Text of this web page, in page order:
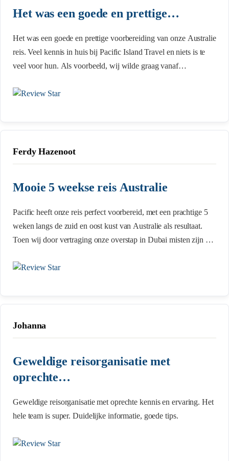
Het was een goede en prettige…
Het was een goede en prettige voorbereiding van onze Australie
reis. Veel kennis in huis bij Pacific Island Travel en niets is te
veel voor hun. Als voorbeeld, wij wilde graag vanaf
Brussel een ticket € 400 pp goedkoper was, dat zijn nog eens
de medewerkers van PIT .Ik zou alleen in het vervolg een
Ferdy Hazenoot
Mooie 5 weekse reis Australie
Pacific heeft onze reis perfect voorbereid, met een prachtige 5
weken langs de zuid en oost kust van Australie als resultaat.
Toen wij door vertraging onze overstap in Dubai misten zijn we
tijdsverschil. Wanneer we nog zo’n reis maken zullen we dit
Johanna
Geweldige reisorganisatie met
oprechte…
Geweldige reisorganisatie met oprechte kennis en ervaring. Het
hele team is super. Duidelijke informatie, goede tips.